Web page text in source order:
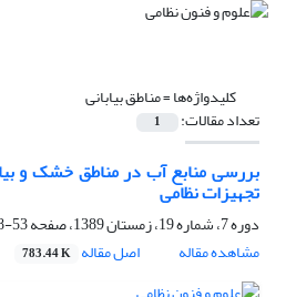
کلیدواژه‌ها =مناطق بیابانی
تعداد مقالات: 1
بررسی منابع آب در مناطق خشک و
تجهیزات نظامی
دوره 7، شماره 19، زمستان 1389، صفحه
53-68
مشاهده مقاله
اصل مقاله 783.44 K